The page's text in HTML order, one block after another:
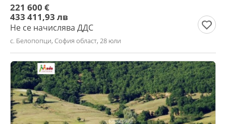
221 600 €
433 411,93 лв
Не се начислява ДДС
с. Белопопци, София област, 28 юли